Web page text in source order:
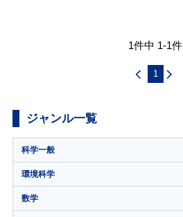
1件中 1-1件
1
ジャンル一覧
科学一般
環境科学
数学